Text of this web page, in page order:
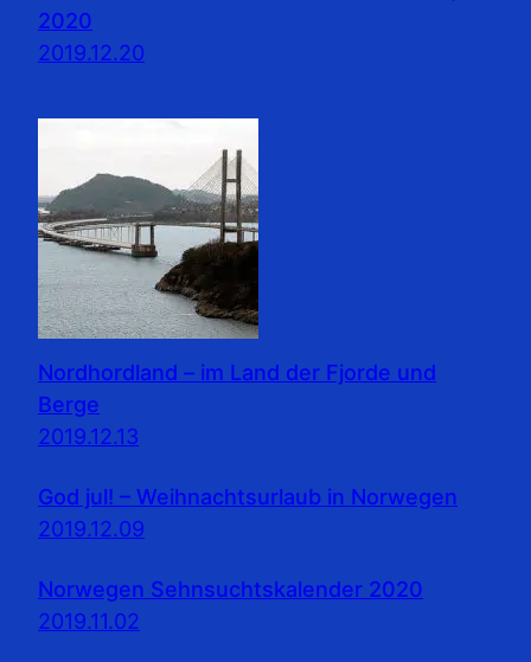
2020
2019.12.20
Nordhordland – im Land der Fjorde und
Berge
2019.12.13
God jul! – Weihnachtsurlaub in Norwegen
2019.12.09
Norwegen Sehnsuchtskalender 2020
2019.11.02